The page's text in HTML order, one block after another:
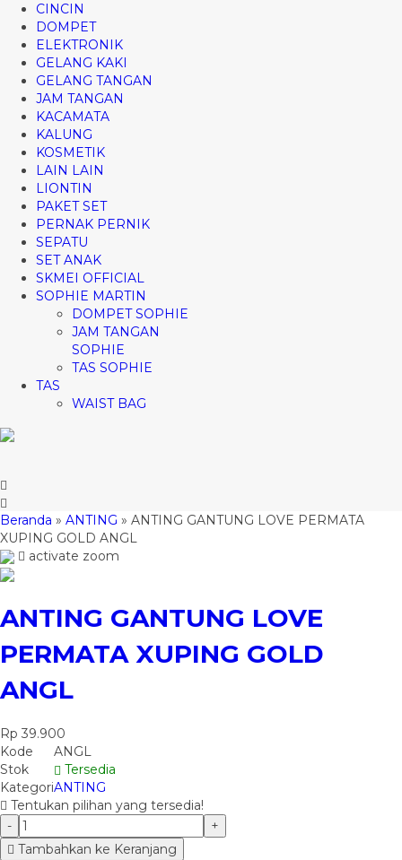
CINCIN
DOMPET
ELEKTRONIK
GELANG KAKI
GELANG TANGAN
JAM TANGAN
KACAMATA
KALUNG
KOSMETIK
LAIN LAIN
LIONTIN
PAKET SET
PERNAK PERNIK
SEPATU
SET ANAK
SKMEI OFFICIAL
SOPHIE MARTIN
DOMPET SOPHIE
JAM TANGAN
SOPHIE
TAS SOPHIE
TAS
WAIST BAG
Beranda » ANTING » ANTING GANTUNG LOVE PERMATA
XUPING GOLD ANGL
activate zoom
ANTING GANTUNG LOVE
PERMATA XUPING GOLD
ANGL
Rp 39.900
Kode
ANGL
Stok
Tersedia
KategoriANTING
Tentukan pilihan yang tersedia!
-
+
Tambahkan ke Keranjang